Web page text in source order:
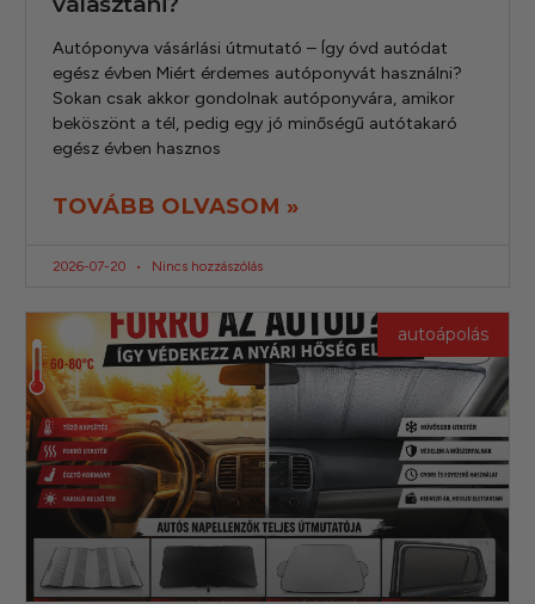
Autóponyva vásárlási útmutató – Így óvd autódat
egész évben Miért érdemes autóponyvát használni?
Sokan csak akkor gondolnak autóponyvára, amikor
beköszönt a tél, pedig egy jó minőségű autótakaró
egész évben hasznos
TOVÁBB OLVASOM »
2026-07-20 Nincs hozzászólás
autoápolás